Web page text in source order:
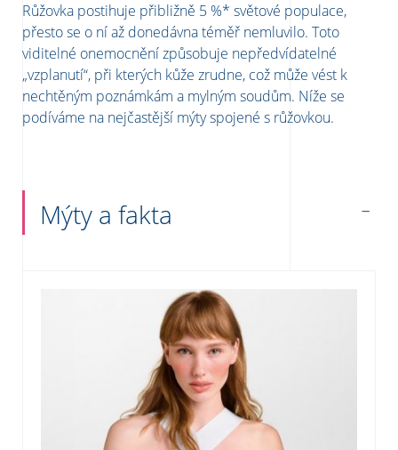
Růžovka postihuje přibližně 5 %* světové populace,
přesto se o ní až donedávna téměř nemluvilo. Toto
viditelné onemocnění způsobuje nepředvídatelné
„vzplanutí“, při kterých kůže zrudne, což může vést k
nechtěným poznámkám a mylným soudům. Níže se
podíváme na nejčastější mýty spojené s růžovkou.
Mýty a fakta